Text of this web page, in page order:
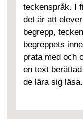
teckenspråk. I
det är att
begrepp,
begreppets
prata med och
en text
de lära sig läsa.